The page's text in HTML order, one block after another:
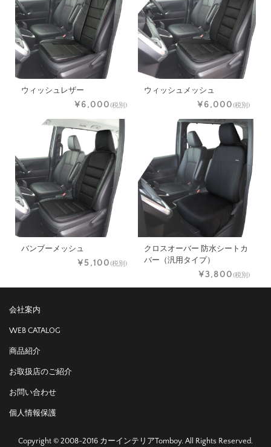
ウィッシュレザー
¥6,000(税別)
ウィッシュメッシュ
¥6,000(税別)
バンブーメッシュ
¥5,100(税別)
クロスオーバー 防水シートカ
バー（汎用タイプ）
¥3,800(税別)
会社案内
WEB CATALOG
商品紹介
お取扱店のご紹介
お問い合わせ
個人情報保護
Copyright © 2008-2016 カーインテリアTomboy. All Rights Reserved.